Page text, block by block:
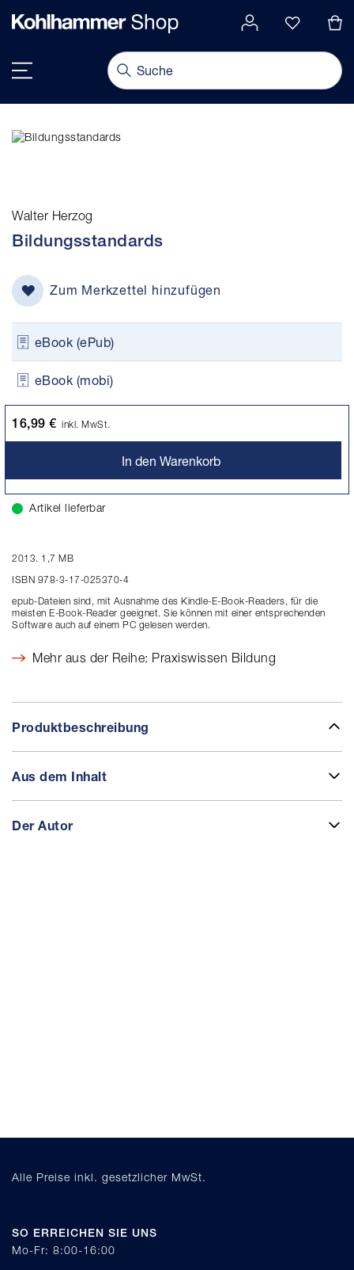
springen
Walter Herzog
Bildungsstandards
Zum Merkzettel hinzufügen
eBook (ePub)
eBook (mobi)
16,99 € inkl. MwSt.
In den Warenkorb
Artikel lieferbar
2013. 1,7 MB
ISBN 978-3-17-025370-4
epub-Dateien sind, mit Ausnahme des Kindle-E-Book-Readers, für die
meisten E-Book-Reader geeignet. Sie können mit einer entsprechenden
Software auch auf einem PC gelesen werden.
Mehr aus der Reihe: Praxiswissen Bildung
Produktbeschreibung
Aus dem Inhalt
Der Autor
Alle Preise inkl. gesetzlicher MwSt.
SO ERREICHEN SIE UNS
Mo-Fr: 8:00-16:00